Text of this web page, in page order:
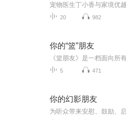
20 982
你的“篮”朋友
5 471
你的幻影朋友